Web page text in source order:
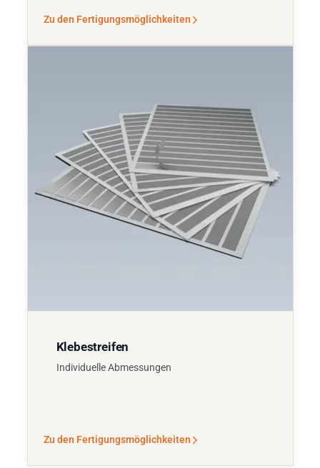
Zu den Fertigungsmöglichkeiten
Klebestreifen
Individuelle Abmessungen
Zu den Fertigungsmöglichkeiten